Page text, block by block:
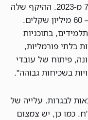
ב-2015, 2020, והחלטה אחרונה 787 מ-2023. ההיקף שלה
לשנת הלימודים תשפ"ה, לשאלתך – 60 מיליון שקלים.
בתוכניות
בלתי פורמליות,
פיתוח של עובדי
בשכיחות גבוהה".
לבגרות. עלייה של
כמו כן, יש צמצום